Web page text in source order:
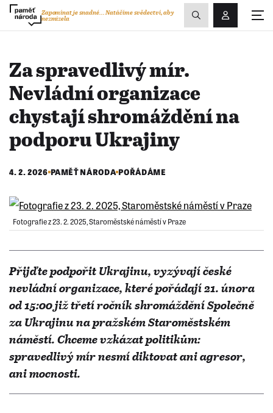
Přihlášení/
Zapomínat je snadné...Natáčíme svědectví, aby
nezmizela
Zobrazit
vyhledávání
Za spravedlivý mír.
Nevládní organizace
chystají shromáždění na
podporu Ukrajiny
4. 2. 2026 PAMĚŤ NÁRODA POŘÁDÁME
Fotografie z 23. 2. 2025, Staroměstské náměstí v Praze
Přijďte podpořit Ukrajinu, vyzývají české
nevládní organizace, které pořádají 21. února
od 15:00 již třetí ročník shromáždění Společně
za Ukrajinu na pražském Staroměstském
náměstí. Chceme vzkázat politikům:
spravedlivý mír nesmí diktovat ani agresor,
ani mocnosti.